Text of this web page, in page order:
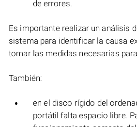
de errores.
Es importante realizar un análisis
sistema para identificar la causa
tomar las medidas necesarias
También:
en el disco rígido del
portátil falta espacio libre.